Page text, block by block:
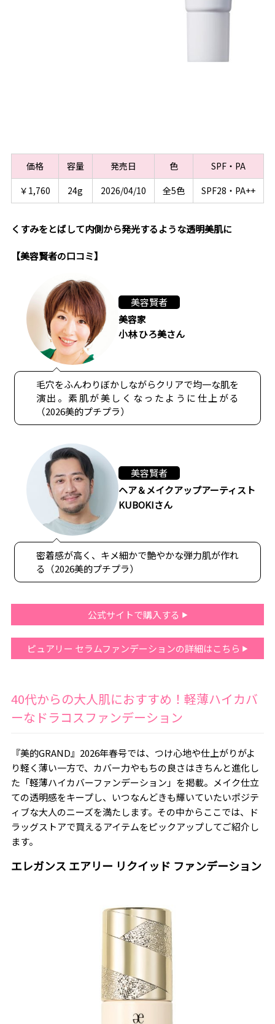
価格 容量 発売日 色
SPF・PA
￥1,760
24g 2026/04/10 全5色 SPF28・PA++
くすみをとばして内側から発光するような透明美肌に
【美容賢者の口コミ】
美容賢者
美容家
小林 ひろ美さん
毛穴をふんわりぼかしながらクリアで均一な肌を
演出。素肌が美しくなったように仕上がる
（2026美的プチプラ）
美容賢者
ヘア＆メイクアップアーティスト
KUBOKIさん
密着感が高く、キメ細かで艶やかな弾力肌が作れ
る（2026美的プチプラ）
公式サイトで購入する
ピュアリー セラムファンデーションの詳細はこちら
40代からの大人肌におすすめ！軽薄ハイカバ
ーなドラコスファンデーション
『美的GRAND』2026年春号では、つけ心地や仕上がりがよ
り軽く薄い一方で、カバー力やもちの良さはきちんと進化し
た「軽薄ハイカバーファンデーション」を掲載。メイク仕立
ての透明感をキープし、いつなんどきも輝いていたいポジテ
ィブな大人のニーズを満たします。その中からここでは、ド
ラッグストアで買えるアイテムをピックアップしてご紹介し
ます。
エレガンス エアリー リクイッド ファンデーション